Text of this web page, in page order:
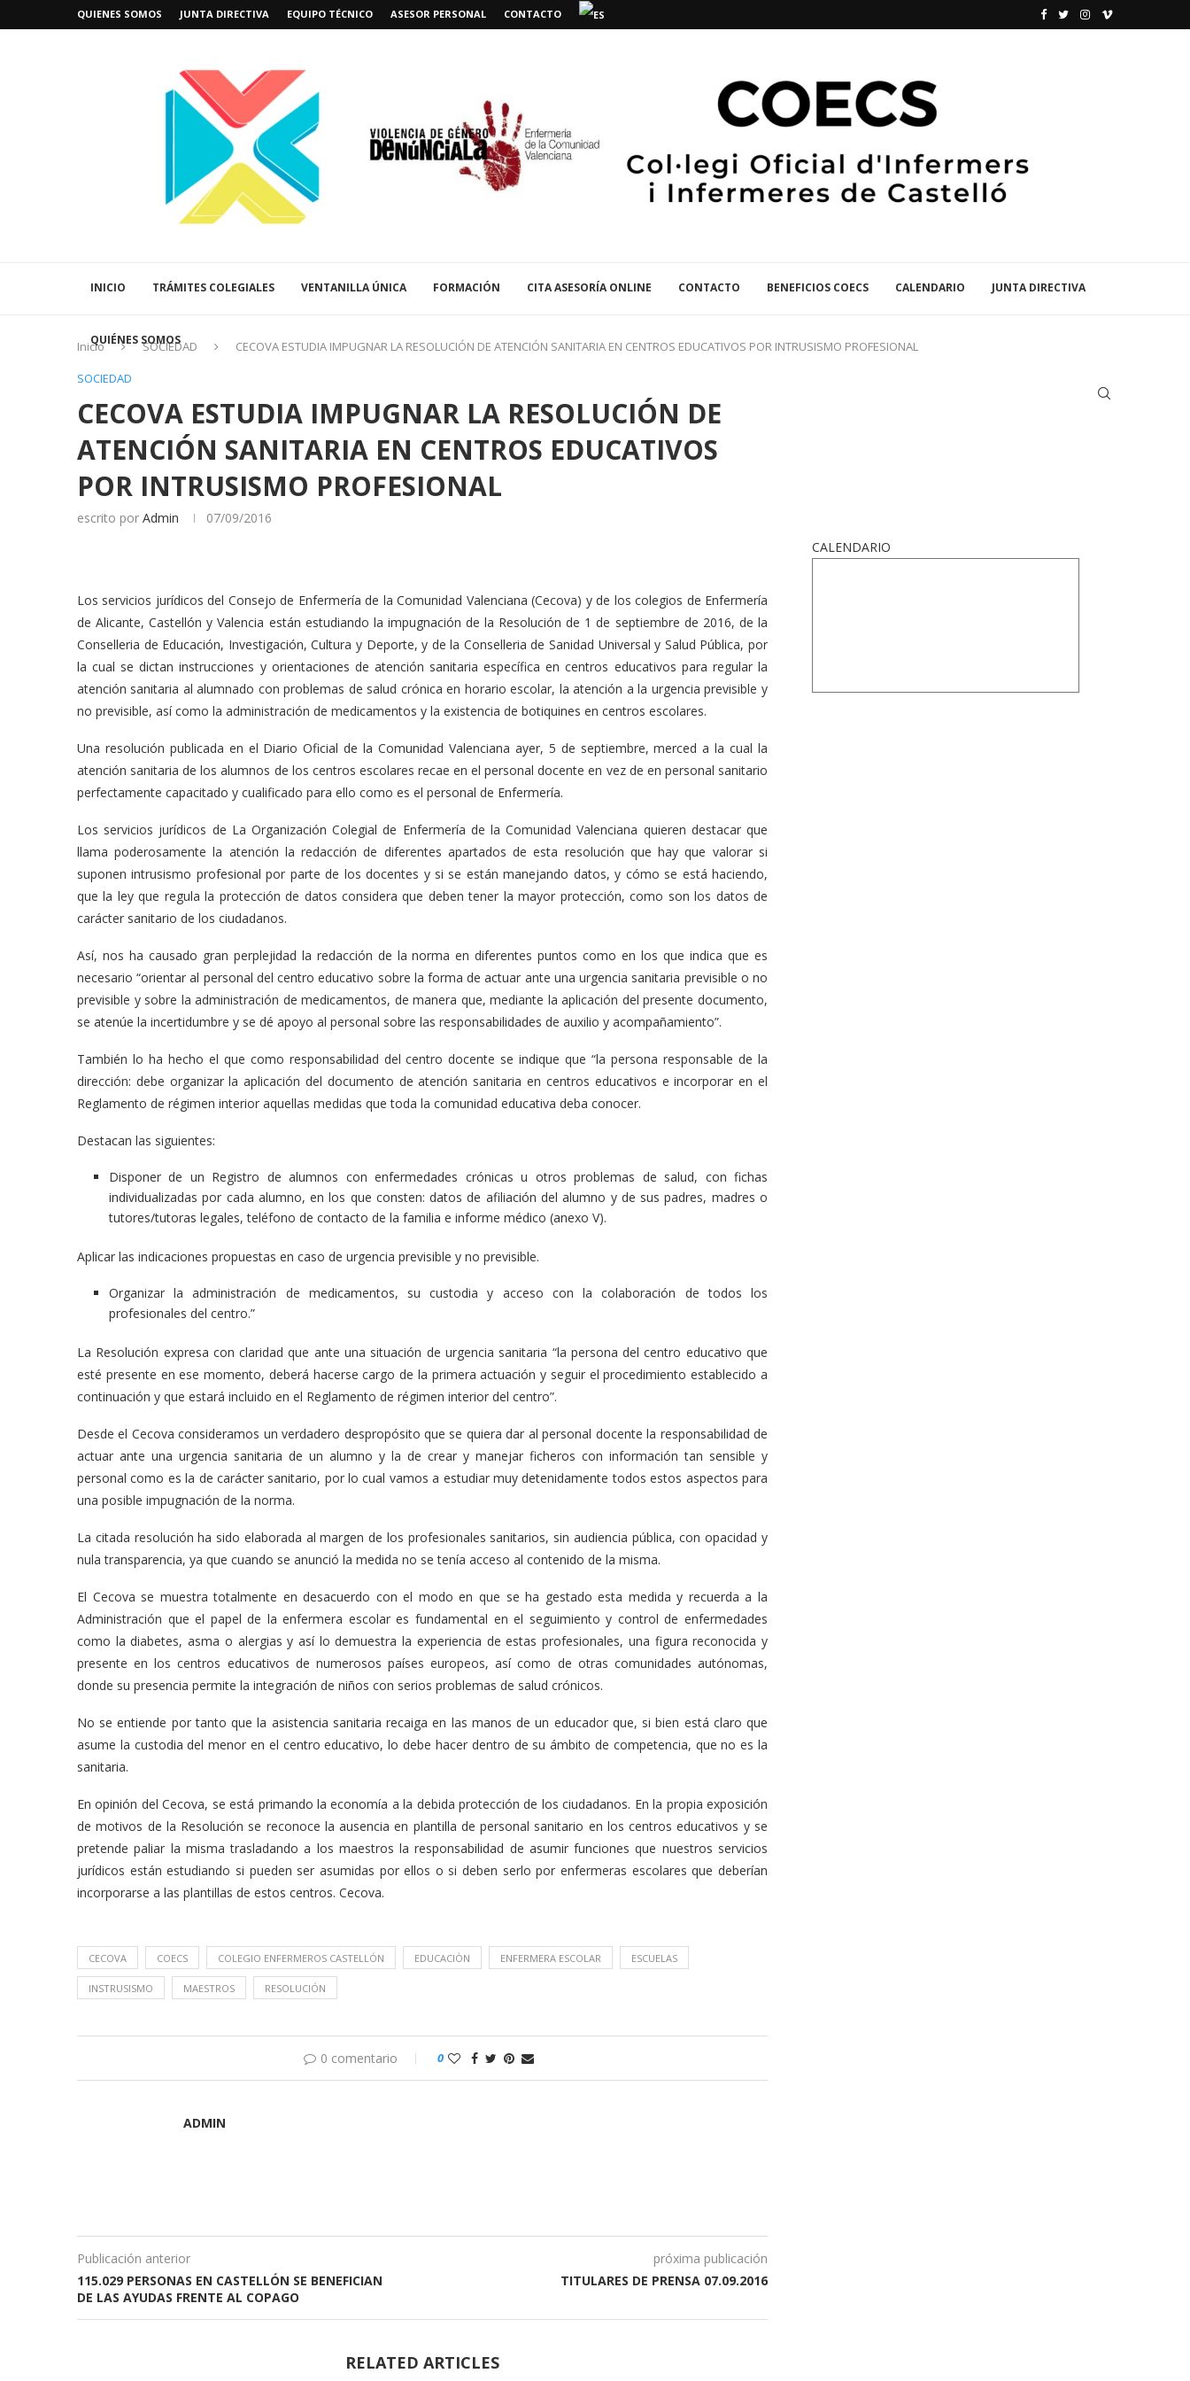
QUIENES SOMOS JUNTA DIRECTIVA EQUIPO TÉCNICO ASESOR PERSONAL CONTACTO
INICIO TRÁMITES COLEGIALES VENTANILLA ÚNICA FORMACIÓN CITA ASESORÍA ONLINE CONTACTO BENEFICIOS COECS CALENDARIO JUNTA DIRECTIVA
QUIÉNES SOMOS
Inicio SOCIEDAD
CECOVA ESTUDIA IMPUGNAR LA RESOLUCIÓN DE ATENCIÓN SANITARIA EN CENTROS EDUCATIVOS POR INTRUSISMO PROFESIONAL
SOCIEDAD
CECOVA ESTUDIA IMPUGNAR LA RESOLUCIÓN DE
ATENCIÓN SANITARIA EN CENTROS EDUCATIVOS
POR INTRUSISMO PROFESIONAL
escrito por Admin 07/09/2016
Los servicios jurídicos del Consejo de Enfermería de la Comunidad Valenciana (Cecova) y de los colegios de Enfermería
de Alicante, Castellón y Valencia están estudiando la impugnación de la Resolución de 1 de septiembre de 2016, de la
Conselleria de Educación, Investigación, Cultura y Deporte, y de la Conselleria de Sanidad Universal y Salud Pública, por
la cual se dictan instrucciones y orientaciones de atención sanitaria específica en centros educativos para regular la
atención sanitaria al alumnado con problemas de salud crónica en horario escolar, la atención a la urgencia previsible y
no previsible, así como la administración de medicamentos y la existencia de botiquines en centros escolares.
Una resolución publicada en el Diario Oficial de la Comunidad Valenciana ayer, 5 de septiembre, merced a la cual la
atención sanitaria de los alumnos de los centros escolares recae en el personal docente en vez de en personal sanitario
perfectamente capacitado y cualificado para ello como es el personal de Enfermería.
Los servicios jurídicos de La Organización Colegial de Enfermería de la Comunidad Valenciana quieren destacar que
llama poderosamente la atención la redacción de diferentes apartados de esta resolución que hay que valorar si
suponen intrusismo profesional por parte de los docentes y si se están manejando datos, y cómo se está haciendo,
que la ley que regula la protección de datos considera que deben tener la mayor protección, como son los datos de
carácter sanitario de los ciudadanos.
Así, nos ha causado gran perplejidad la redacción de la norma en diferentes puntos como en los que indica que es
necesario “orientar al personal del centro educativo sobre la forma de actuar ante una urgencia sanitaria previsible o no
previsible y sobre la administración de medicamentos, de manera que, mediante la aplicación del presente documento,
se atenúe la incertidumbre y se dé apoyo al personal sobre las responsabilidades de auxilio y acompañamiento”.
También lo ha hecho el que como responsabilidad del centro docente se indique que “la persona responsable de la
dirección: debe organizar la aplicación del documento de atención sanitaria en centros educativos e incorporar en el
Reglamento de régimen interior aquellas medidas que toda la comunidad educativa deba conocer.
Destacan las siguientes:
Disponer de un Registro de alumnos con enfermedades crónicas u otros problemas de salud, con fichas
individualizadas por cada alumno, en los que consten: datos de afiliación del alumno y de sus padres, madres o
tutores/tutoras legales, teléfono de contacto de la familia e informe médico (anexo V).
Aplicar las indicaciones propuestas en caso de urgencia previsible y no previsible.
Organizar la administración de medicamentos, su custodia y acceso con la colaboración de todos los
profesionales del centro.”
La Resolución expresa con claridad que ante una situación de urgencia sanitaria “la persona del centro educativo que
esté presente en ese momento, deberá hacerse cargo de la primera actuación y seguir el procedimiento establecido a
continuación y que estará incluido en el Reglamento de régimen interior del centro”.
Desde el Cecova consideramos un verdadero despropósito que se quiera dar al personal docente la responsabilidad de
actuar ante una urgencia sanitaria de un alumno y la de crear y manejar ficheros con información tan sensible y
personal como es la de carácter sanitario, por lo cual vamos a estudiar muy detenidamente todos estos aspectos para
una posible impugnación de la norma.
La citada resolución ha sido elaborada al margen de los profesionales sanitarios, sin audiencia pública, con opacidad y
nula transparencia, ya que cuando se anunció la medida no se tenía acceso al contenido de la misma.
El Cecova se muestra totalmente en desacuerdo con el modo en que se ha gestado esta medida y recuerda a la
Administración que el papel de la enfermera escolar es fundamental en el seguimiento y control de enfermedades
como la diabetes, asma o alergias y así lo demuestra la experiencia de estas profesionales, una figura reconocida y
presente en los centros educativos de numerosos países europeos, así como de otras comunidades autónomas,
donde su presencia permite la integración de niños con serios problemas de salud crónicos.
No se entiende por tanto que la asistencia sanitaria recaiga en las manos de un educador que, si bien está claro que
asume la custodia del menor en el centro educativo, lo debe hacer dentro de su ámbito de competencia, que no es la
sanitaria.
En opinión del Cecova, se está primando la economía a la debida protección de los ciudadanos. En la propia exposición
de motivos de la Resolución se reconoce la ausencia en plantilla de personal sanitario en los centros educativos y se
pretende paliar la misma trasladando a los maestros la responsabilidad de asumir funciones que nuestros servicios
jurídicos están estudiando si pueden ser asumidas por ellos o si deben serlo por enfermeras escolares que deberían
incorporarse a las plantillas de estos centros. Cecova.
CECOVA COECS COLEGIO ENFERMEROS CASTELLÓN EDUCACIÒN ENFERMERA ESCOLAR ESCUELAS
INSTRUSISMO MAESTROS RESOLUCIÓN
0 comentario 0
ADMIN
Publicación anterior
115.029 PERSONAS EN CASTELLÓN SE BENEFICIAN
DE LAS AYUDAS FRENTE AL COPAGO
próxima publicación
TITULARES DE PRENSA 07.09.2016
RELATED ARTICLES
CALENDARIO